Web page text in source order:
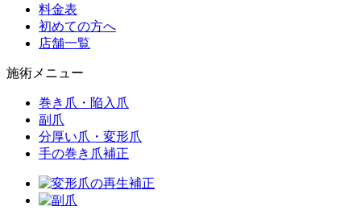
料金表
初めての方へ
店舗一覧
施術メニュー
巻き爪・陥入爪
副爪
分厚い爪・変形爪
手の巻き爪補正